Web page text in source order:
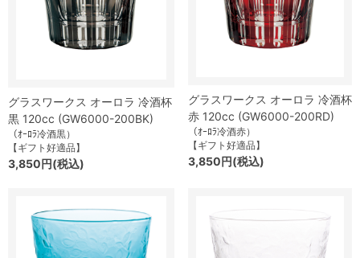
グラスワークス オーロラ 冷酒杯
黒 120cc (GW6000-200BK)
（ｵｰﾛﾗ冷酒黒）
【ギフト好適品】
3,850円(税込)
グラスワークス オーロラ 冷酒杯
赤 120cc (GW6000-200RD)
（ｵｰﾛﾗ冷酒赤）
【ギフト好適品】
3,850円(税込)